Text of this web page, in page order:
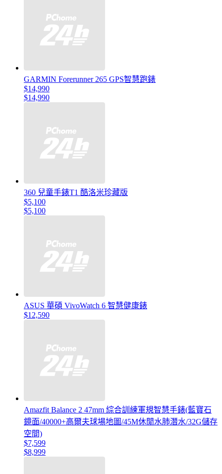
GARMIN Forerunner 265 GPS智慧跑錶
$14,990
$14,990
360 兒童手錶T1 酷洛米珍藏版
$5,100
$5,100
ASUS 華碩 VivoWatch 6 智慧健康錶
$12,590
Amazfit Balance 2 47mm 綜合訓練軍規智慧手錶(藍寶石
鏡面/40000+高爾夫球場地圖/45M休閒水肺潛水/32G儲存
空間)
$7,599
$8,999